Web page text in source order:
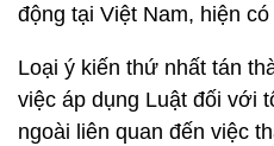
động tại Việt Nam, hiện
Loại ý kiến thứ nhất tán
việc áp dụng Luật đối với
ngoài liên quan đến việc